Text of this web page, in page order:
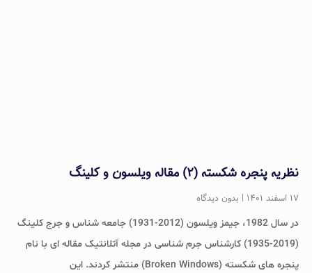
نظریه پنجره شکسته (۲) مقاله ویلسون و کلینگ
۱۷ اسفند ۱۴۰۱ بدون دیدگاه
در سال 1982، جیمز ویلسون (2012-1931) جامعه شناس و جرج کلینگ
(2019-1935) کارشناس جرم شناسی در مجله آتلانتیک مقاله ای با نام
پنجره های شکسته (Broken Windows) منتشر کردند. این